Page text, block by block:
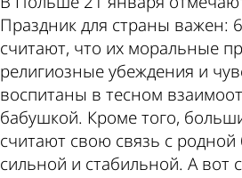
Праздник для страны важен:
считают, что их моральные
религиозные убеждения и
воспитаны в тесном
бабушкой. Кроме того,
считают свою связь с
сильной и стабильной. А вот